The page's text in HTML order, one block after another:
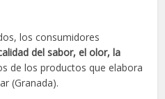
los consumidores
del sabor, el olor, la
de los productos que elabora
(Granada).